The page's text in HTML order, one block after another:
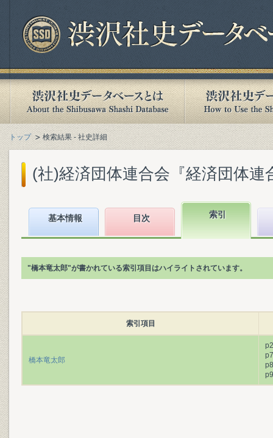
トップ 検索結果 - 社史詳細
(社)経済団体連合会『経済団体連
基本情報 目次 索引
"橋本竜太郎"が書かれている索引項目はハイライトされています。
索引項目
橋本竜太郎